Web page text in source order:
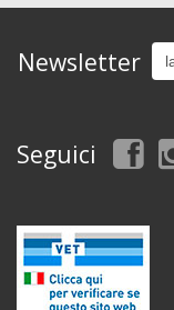
Newsletter
Seguici